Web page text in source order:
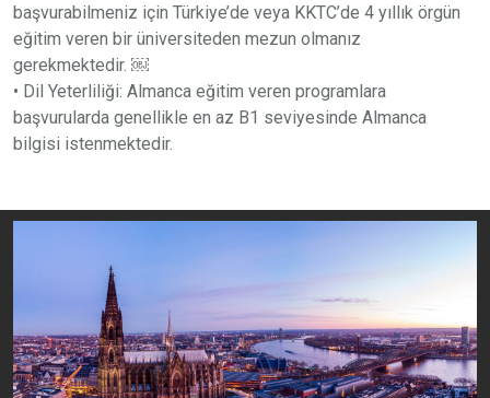
başvurabilmeniz için Türkiye’de veya KKTC’de 4 yıllık örgün
eğitim veren bir üniversiteden mezun olmanız
gerekmektedir. ￼
• Dil Yeterliliği: Almanca eğitim veren programlara
başvurularda genellikle en az B1 seviyesinde Almanca
bilgisi istenmektedir.